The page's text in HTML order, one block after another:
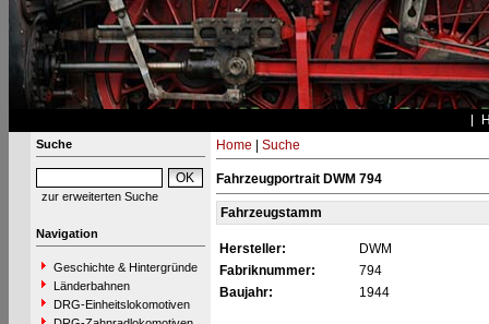
Suche
zur erweiterten Suche
Navigation
Geschichte & Hintergründe
Länderbahnen
DRG-Einheitslokomotiven
Home Suche
Fahrzeugportrait DWM 794
Fahrzeugstamm
Hersteller:
DWM
Fabriknummer:
794
Baujahr:
1944